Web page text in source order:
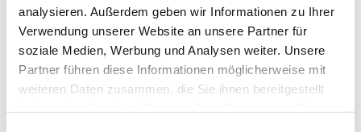
analysieren. Außerdem geben wir Informationen zu Ihrer
Verwendung unserer Website an unsere Partner für
soziale Medien, Werbung und Analysen weiter. Unsere
Partner führen diese Informationen möglicherweise mit
weiteren Daten zusammen, die Sie ihnen bereitgestellt
Dies könnte Sie auch
interessieren